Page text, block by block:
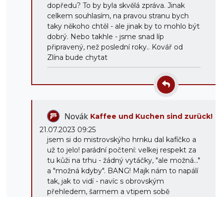
dopředu? To by byla skvělá zpráva. Jinak
celkem souhlasím, na pravou stranu bych
taky někoho chtěl - ale jinak by to mohlo být
dobrý. Nebo takhle - jsme snad líp
připravený, než poslední roky.. Kovář od
Zlína bude chytat
Novák Kaffee und Kuchen sind zurück!
21.07.2023 09:25
jsem si do mistrovskýho hrnku dal kafíčko a
už to jelo! parádní počtení: velkej respekt za
tu kůži na trhu - žádný vytáčky, "ale možná..."
a "možná kdyby". BANG! Majk nám to napálí
tak, jak to vidí - navíc s obrovským
přehledem, šarmem a vtipem sobě